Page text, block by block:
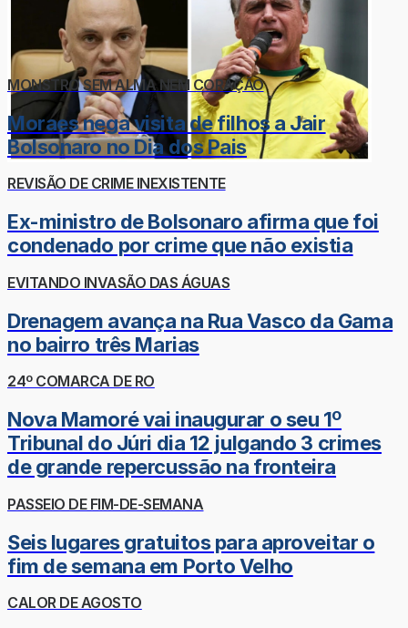
MONSTRO SEM ALMA NEM CORAÇÃO
Moraes nega visita de filhos a Jair
Bolsonaro no Dia dos Pais
REVISÃO DE CRIME INEXISTENTE
Ex-ministro de Bolsonaro afirma que foi
condenado por crime que não existia
EVITANDO INVASÃO DAS ÁGUAS
Drenagem avança na Rua Vasco da Gama
no bairro três Marias
24º COMARCA DE RO
Nova Mamoré vai inaugurar o seu 1º
Tribunal do Júri dia 12 julgando 3 crimes
de grande repercussão na fronteira
PASSEIO DE FIM-DE-SEMANA
Seis lugares gratuitos para aproveitar o
fim de semana em Porto Velho
CALOR DE AGOSTO